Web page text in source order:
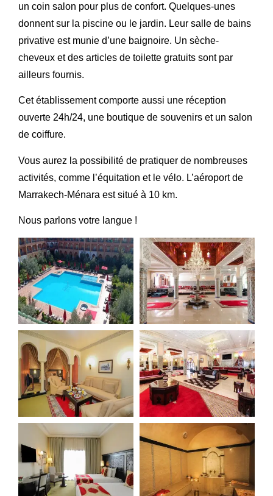
un coin salon pour plus de confort. Quelques-unes
donnent sur la piscine ou le jardin. Leur salle de bains
privative est munie d’une baignoire. Un sèche-
cheveux et des articles de toilette gratuits sont par
ailleurs fournis.
Cet établissement comporte aussi une réception
ouverte 24h/24, une boutique de souvenirs et un salon
de coiffure.
Vous aurez la possibilité de pratiquer de nombreuses
activités, comme l’équitation et le vélo. L’aéroport de
Marrakech-Ménara est situé à 10 km.
Nous parlons votre langue !